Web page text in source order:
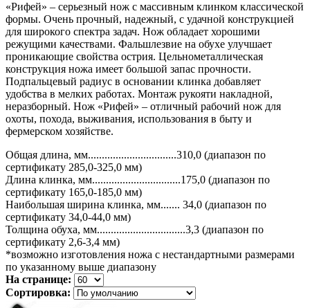
«Рифей» – серьезный нож с массивным клинком классической
формы. Очень прочный, надежный, с удачной конструкцией
для широкого спектра задач. Нож обладает хорошими
режущими качествами. Фальшлезвие на обухе улучшает
проникающие свойства острия. Цельнометаллическая
конструкция ножа имеет большой запас прочности.
Подпальцевый радиус в основании клинка добавляет
удобства в мелких работах. Монтаж рукояти накладной,
неразборный. Нож «Рифей» – отличный рабочий нож для
охоты, похода, выживания, использования в быту и
фермерском хозяйстве.
Общая длина, мм................................310,0 (диапазон по
сертификату 285,0-325,0 мм)
Длина клинка, мм................................175,0 (диапазон по
сертификату 165,0-185,0 мм)
Наибольшая ширина клинка, мм....... 34,0 (диапазон по
сертификату 34,0-44,0 мм)
Толщина обуха, мм................................3,3 (диапазон по
сертификату 2,6-3,4 мм)
*возможно изготовления ножа с нестандартными размерами
по указанному выше диапазону
На странице:
Сортировка: